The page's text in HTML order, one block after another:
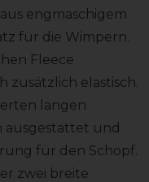
engmaschigem
für die Wimpern.
Fleece
zusätzlich elastisch.
langen
ausgestattet und
für den Schopf.
zwei breite